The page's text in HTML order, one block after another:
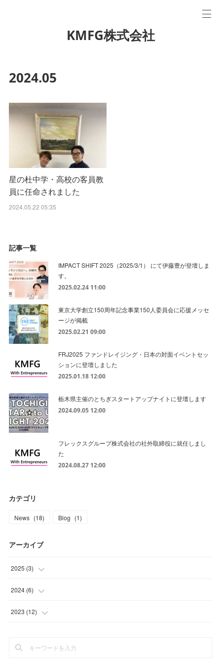
KMFG株式会社
2024.05
星の杜中学・高校の客員教
員に任命されました
2024.05.22 05:35
記事一覧
IMPACT SHIFT 2025（2025/3/1） にて伊藤豊が登壇しま
す。
2025.02.24 11:00
東京大学創立150周年記念事業150人委員会に応援メッセ
ージが掲載
2025.02.21 09:00
FRJ2025 ファンドレイジング・日本の対面イベントセッ
ションに登壇しました
2025.01.18 12:00
栃木県主催のとちぎスタートアップナイトに登壇します
2024.09.05 12:00
フレックスグループ株式会社の社外取締役に就任しまし
た
2024.08.27 12:00
カテゴリ
News (18) Blog (1)
アーカイブ
2025 (3)
( )
(1
2024 (6)
(1
(
2023 (12)
(